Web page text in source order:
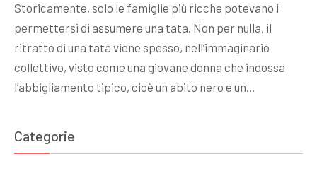
Storicamente, solo le famiglie più ricche potevano i
permettersi di assumere una tata. Non per nulla, il
ritratto di una tata viene spesso, nell’immaginario
collettivo, visto come una giovane donna che indossa
l’abbigliamento tipico, cioè un abito nero e un…
Categorie